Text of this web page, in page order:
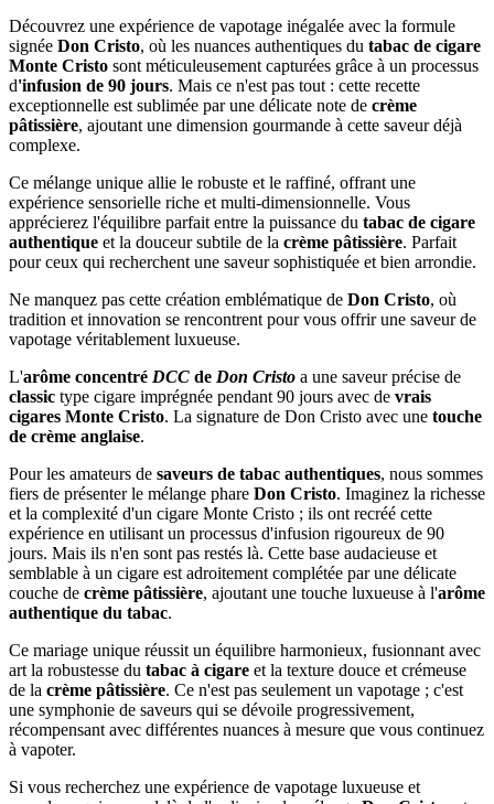
Découvrez une expérience de vapotage inégalée avec la formule
signée Don Cristo, où les nuances authentiques du tabac de cigare
Monte Cristo sont méticuleusement capturées grâce à un processus
d'infusion de 90 jours. Mais ce n'est pas tout : cette recette
exceptionnelle est sublimée par une délicate note de crème
pâtissière, ajoutant une dimension gourmande à cette saveur déjà
complexe.
Ce mélange unique allie le robuste et le raffiné, offrant une
expérience sensorielle riche et multi-dimensionnelle. Vous
apprécierez l'équilibre parfait entre la puissance du tabac de cigare
authentique et la douceur subtile de la crème pâtissière. Parfait
pour ceux qui recherchent une saveur sophistiquée et bien arrondie.
Ne manquez pas cette création emblématique de Don Cristo, où
tradition et innovation se rencontrent pour vous offrir une saveur de
vapotage véritablement luxueuse.
L'arôme concentré DCC de Don Cristo a une saveur précise de
classic type cigare imprégnée pendant 90 jours avec de vrais
cigares Monte Cristo. La signature de Don Cristo avec une touche
de crème anglaise.
Pour les amateurs de saveurs de tabac authentiques, nous sommes
fiers de présenter le mélange phare Don Cristo. Imaginez la richesse
et la complexité d'un cigare Monte Cristo ; ils ont recréé cette
expérience en utilisant un processus d'infusion rigoureux de 90
jours. Mais ils n'en sont pas restés là. Cette base audacieuse et
semblable à un cigare est adroitement complétée par une délicate
couche de crème pâtissière, ajoutant une touche luxueuse à l'arôme
authentique du tabac.
Ce mariage unique réussit un équilibre harmonieux, fusionnant avec
art la robustesse du tabac à cigare et la texture douce et crémeuse
de la crème pâtissière. Ce n'est pas seulement un vapotage ; c'est
une symphonie de saveurs qui se dévoile progressivement,
récompensant avec différentes nuances à mesure que vous continuez
à vapoter.
Si vous recherchez une expérience de vapotage luxueuse et